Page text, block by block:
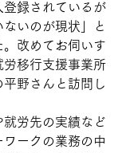
登録されているが
いのが現状」と
。改めてお伺いす
労移行支援事業所
野さんと訪問し
労先の実績など
ークの業務の中